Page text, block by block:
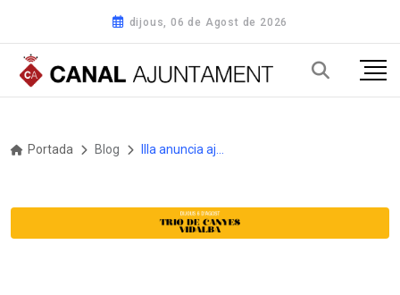
dijous, 06 de Agost de 2026
Portada Blog